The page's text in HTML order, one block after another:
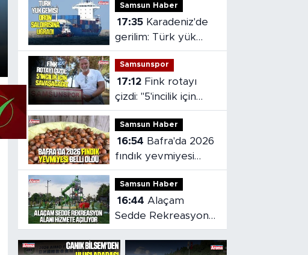
yaralandı
Samsun Haber
17:35
gerilim: Türk yük
gemisi dron
saldırısına uğradı
Samsunspor
17:12
çizdi: "5'incilik için
savaşacağız
Samsun Haber
16:54
fındık yevmiyesi
belli oldu
Samsun Haber
16:44 Alaçam
Sedde Rekreasyon
alanı hizmete
açılıyor